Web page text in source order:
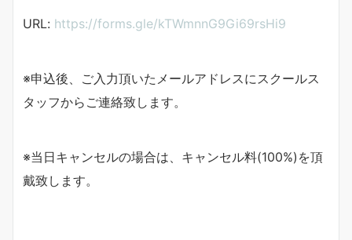
URL: https://forms.gle/kTWmnnG9Gi69rsHi9
※申込後、ご入力頂いたメールアドレスにスクールス
タッフからご連絡致します。
※当日キャンセルの場合は、キャンセル料(100%)を頂
戴致します。